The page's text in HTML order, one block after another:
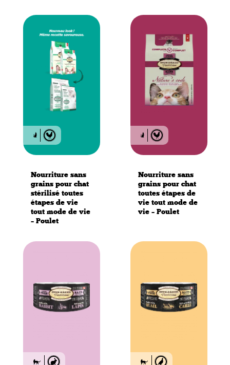
Nourriture sans
grains pour chat
stérilisé toutes
étapes de vie
tout mode de vie
– Poulet
Nourriture sans
grains pour chat
toutes étapes de
vie tout mode de
vie – Poulet